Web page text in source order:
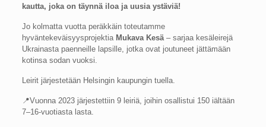
kautta, joka on täynnä iloa ja uusia ystäviä!
Jo kolmatta vuotta peräkkäin toteutamme
hyväntekeväisyysprojektia Mukava Kesä– sarjaa kesäleirejä
Ukrainasta paenneille lapsille, jotka ovat joutuneet jättämään
kotinsa sodan vuoksi.
Leirit järjestetään Helsingin kaupungin tuella.
📍Vuonna 2023 järjestettiin 9 leiriä, joihin osallistui 150 iältään
7–16-vuotiasta lasta.